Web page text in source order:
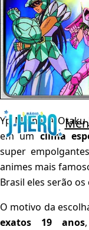
Yp Minna! A
em umclima
super
animes mais
Brasil eles serão
O motivo da
exatos 19 anos